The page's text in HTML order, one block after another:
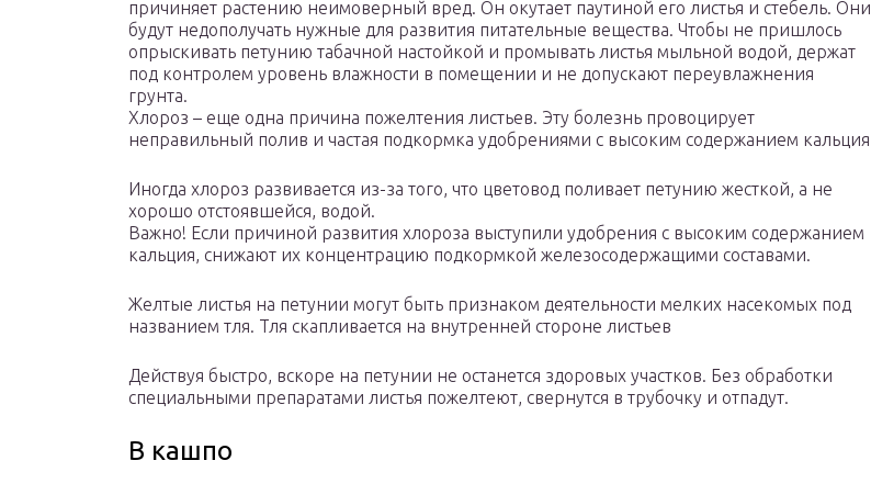
причиняет растению неимоверный вред. Он окутает паутиной его листья и стебель. Они
будут недополучать нужные для развития питательные вещества. Чтобы не пришлось
опрыскивать петунию табачной настойкой и промывать листья мыльной водой, держат
под контролем уровень влажности в помещении и не допускают переувлажнения
грунта.
Хлороз – еще одна причина пожелтения листьев. Эту болезнь провоцирует
неправильный полив и частая подкормка удобрениями с высоким содержанием кальция
Иногда хлороз развивается из-за того, что цветовод поливает петунию жесткой, а не
хорошо отстоявшейся, водой.
Важно! Если причиной развития хлороза выступили удобрения с высоким содержанием
кальция, снижают их концентрацию подкормкой железосодержащими составами.
Желтые листья на петунии могут быть признаком деятельности мелких насекомых под
названием тля. Тля скапливается на внутренней стороне листьев
Действуя быстро, вскоре на петунии не останется здоровых участков. Без обработки
специальными препаратами листья пожелтеют, свернутся в трубочку и отпадут.
В кашпо